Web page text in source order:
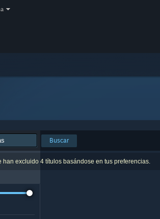
Buscar
excluido 4 títulos basándose en tus preferencias.